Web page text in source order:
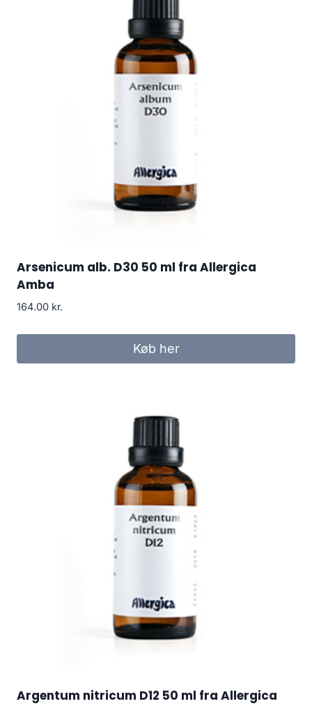
Arsenicum alb. D30 50 ml fra Allergica
Amba
164.00 kr.
Køb her
Argentum nitricum D12 50 ml fra Allergica